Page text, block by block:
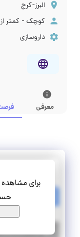
البرز-کرج
کوچک - کمتر از ۱۰ نفر
داروسازی
معرفی
برای مشاهده
استخدام
تمام
البرز |۶ سال پیش